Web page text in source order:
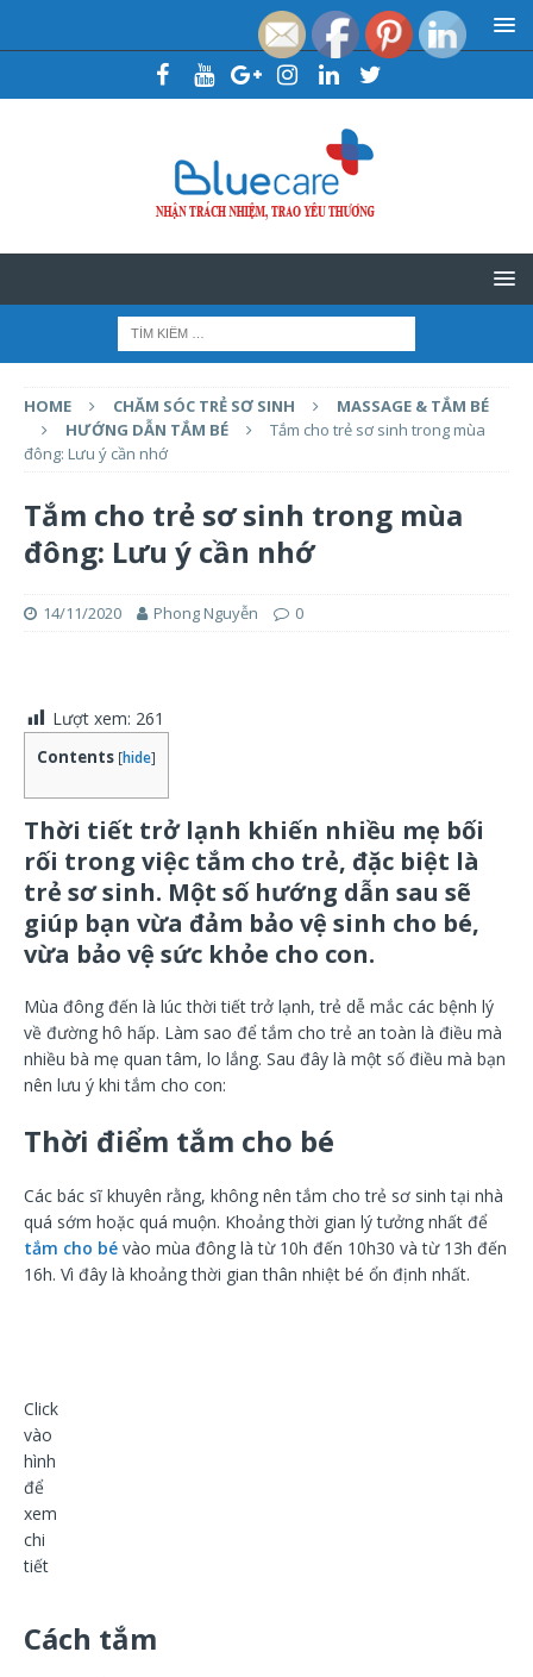
HOME CHĂM SÓC TRẺ SƠ SINH
MASSAGE & TẮM BÉ
HƯỚNG DẪN TẮM BÉ
Tắm cho trẻ sơ sinh trong mùa
đông: Lưu ý cần nhớ
Tắm cho trẻ sơ sinh trong mùa
đông: Lưu ý cần nhớ
14/11/2020 Phong Nguyễn 0
Lượt xem: 261
Contents [hide]
Thời tiết trở lạnh khiến nhiều mẹ bối
rối trong việc tắm cho trẻ, đặc biệt là
trẻ sơ sinh. Một số hướng dẫn sau sẽ
giúp bạn vừa đảm bảo vệ sinh cho bé,
vừa bảo vệ sức khỏe cho con.
Mùa đông đến là lúc thời tiết trở lạnh, trẻ dễ mắc các bệnh lý
về đường hô hấp. Làm sao để tắm cho trẻ an toàn là điều mà
nhiều bà mẹ quan tâm, lo lắng. Sau đây là một số điều mà bạn
nên lưu ý khi tắm cho con:
Thời điểm tắm cho bé
Các bác sĩ khuyên rằng, không nên tắm cho trẻ sơ sinh tại nhà
quá sớm hoặc quá muộn. Khoảng thời gian lý tưởng nhất để
tắm cho bé vào mùa đông là từ 10h đến 10h30 và từ 13h đến
16h. Vì đây là khoảng thời gian thân nhiệt bé ổn định nhất.
Click
vào
hình
để
xem
chi
tiết
Cách tắm